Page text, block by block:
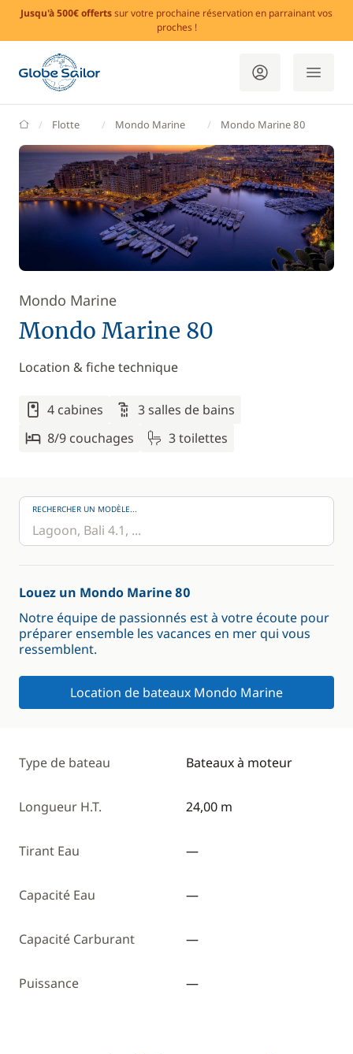
Jusqu'à 500€ offertssur votre prochaine réservation en parrainant vos
proches !
GlobeSailor
Flotte Mondo Marine Mondo Marine 80
Mondo Marine
Mondo Marine 80
Location & fiche technique
4 cabines
3 salles de bains
8/9 couchages
3 toilettes
RECHERCHER UN MODÈLE...
Louez un Mondo Marine 80
Notre équipe de passionnés est à votre écoute pour
préparer ensemble les vacances en mer qui vous
ressemblent.
Location de bateaux Mondo Marine
Type de bateau Bateaux à moteur
Longueur H.T. 24,00 m
Tirant Eau —
Capacité Eau —
Capacité Carburant —
Puissance —